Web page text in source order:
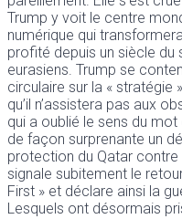
Trump y voit le centre
numérique qui
profité depuis un siècle
eurasiens. Trump se
circulaire sur la « stratégie
qu’il n’assistera pas aux
qui a oublié le sens du
de façon surprenante un
protection du Qatar contre
signale subitement le
First » et déclare ainsi la
Lesquels ont désormais